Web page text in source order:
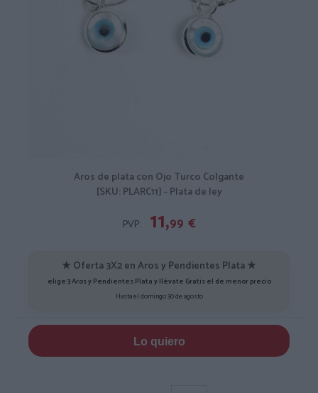
Aros de plata con Ojo Turco Colgante
[SKU: PLARC11] - Plata de ley
PVP:
11,99 €
★ Oferta 3X2 en Aros y Pendientes Plata ★
elige 3 Aros y Pendientes Plata y llévate Gratis el de menor precio
Hasta el domingo 30 de agosto
Lo quiero